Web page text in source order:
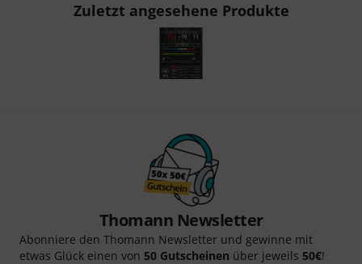
Zuletzt angesehene Produkte
Thomann Newsletter
Abonniere den Thomann Newsletter und gewinne mit
etwas Glück einen von 50 Gutscheinen über jeweils 50€!